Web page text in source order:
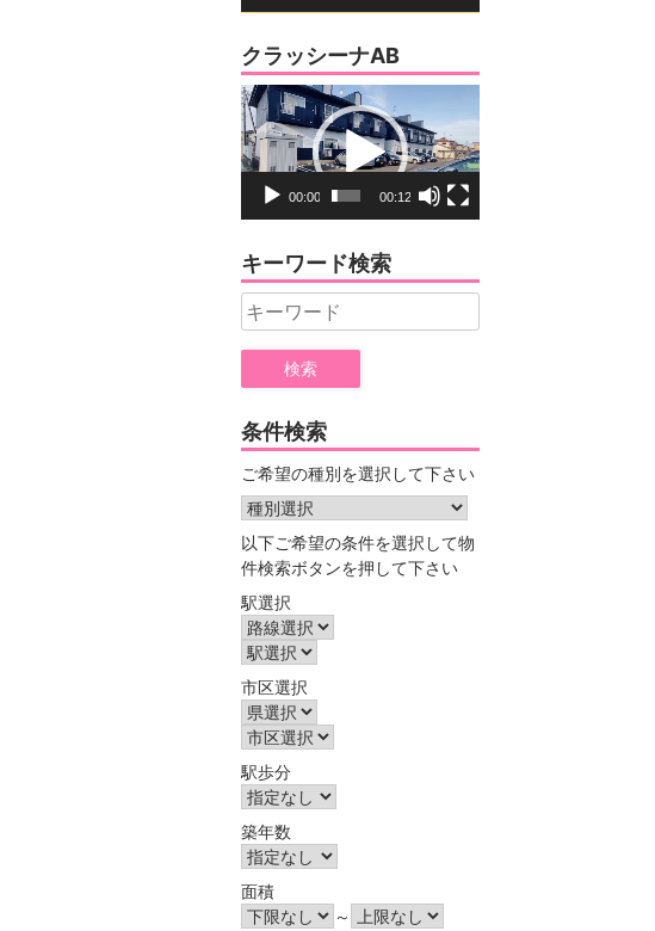
ー
クラッシーナAB
動
画
プ
ー
00:00 00:12
キーワード検索
Search
for:
条件検索
ご希望の種別を選択して下さい
以下ご希望の条件を選択して物
件検索ボタンを押して下さい
駅選択
市区選択
駅歩分
築年数
面積
～